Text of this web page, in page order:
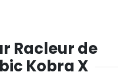
Racleur de
Kobra X